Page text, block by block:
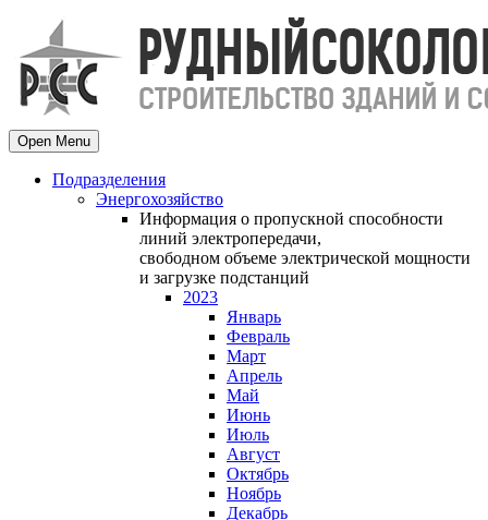
Open Menu
Подразделения
Энергохозяйство
Информация о пропускной способности
линий электропередачи,
свободном объеме электрической мощности
и загрузке подстанций
2023
Январь
Февраль
Март
Апрель
Май
Июнь
Июль
Август
Октябрь
Ноябрь
Декабрь